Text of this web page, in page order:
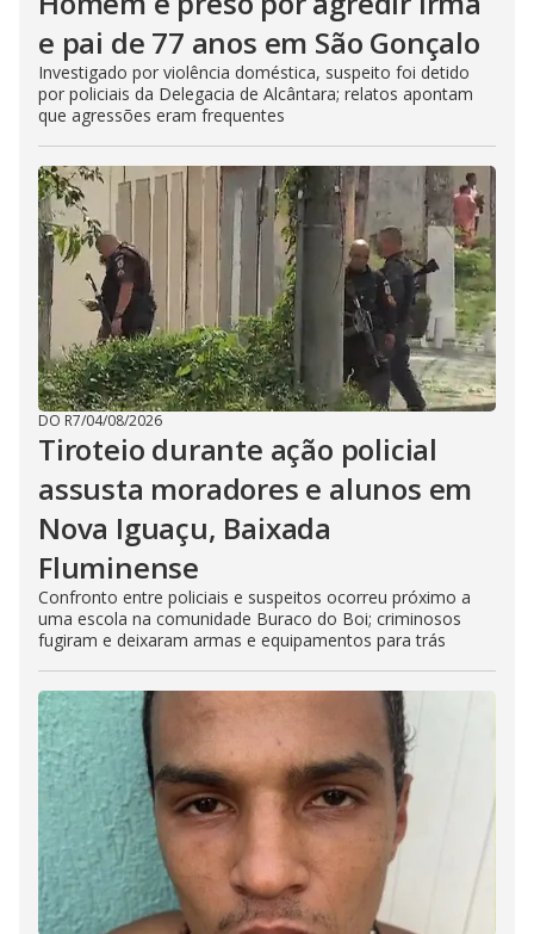
e pai de 77 anos em São Gonçalo
Investigado por violência doméstica, suspeito foi detido
por policiais da Delegacia de Alcântara; relatos apontam
que agressões eram frequentes
DO R7/04/08/2026
Tiroteio durante ação policial
assusta moradores e alunos em
Nova Iguaçu, Baixada
Fluminense
Confronto entre policiais e suspeitos ocorreu próximo a
uma escola na comunidade Buraco do Boi; criminosos
fugiram e deixaram armas e equipamentos para trás